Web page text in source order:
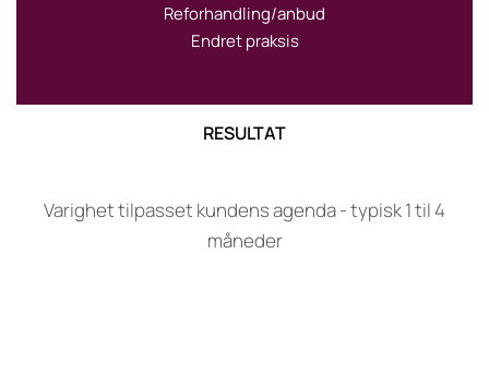
Reforhandling/anbud
Endret praksis
RESULTAT
Varighet tilpasset kundens agenda - typisk 1 til 4
måneder